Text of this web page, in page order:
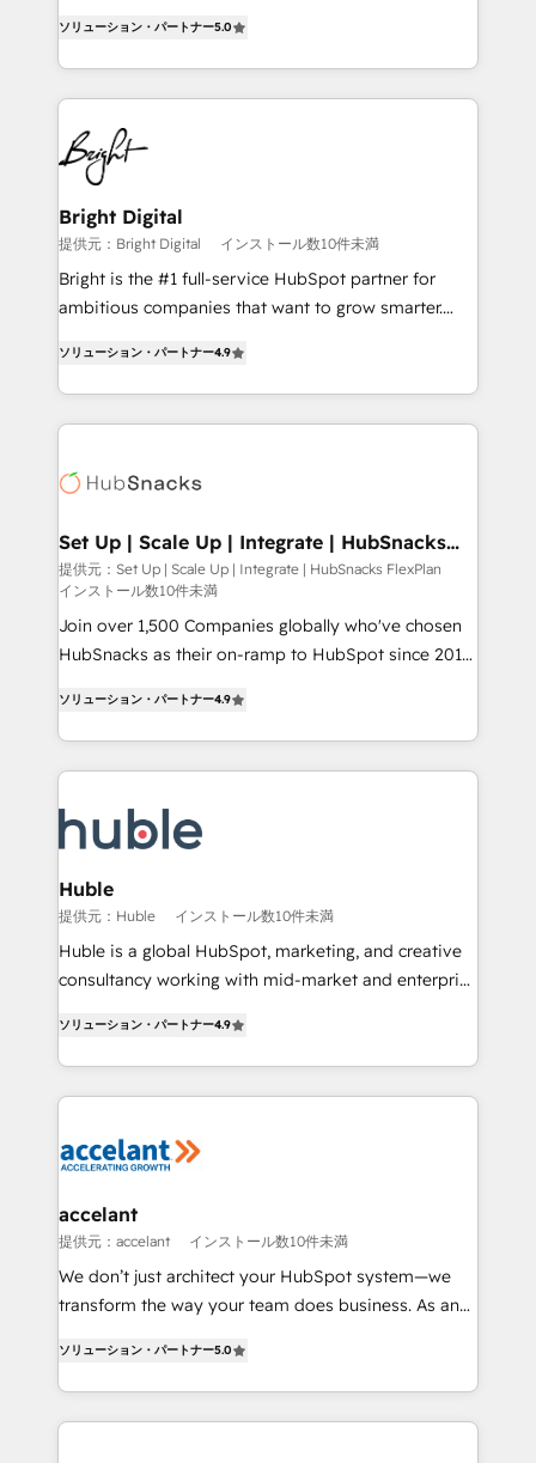
implementations for mid-market & enterprise
companies. We are woman-owned, powered by
coffee, and we ❤️ dogs. We produce award-winning
work for our clients. 🏆2023 Technical Expertise
Impact Award 🏆2022 Technical Expertise Impact
Award 🏆2022 Platform Migration Excellence Impact
Award 🏆2020 Elite Solutions Partner 🏆2019
Integrations HubSpot Impact Award 🏆2019
Marketing Enablement HubSpot Impact Award 🏆
2018 Website Design HubSpot Impact Award 🏆2017
Growth-Driven Design Agency of the Year 🏆2016
Sales Enablement HubSpot Impact Award 🏆2015
HubSpot COS Performance Award 🏆2014 HubSpot
COS Design Award 🏆2013 HubSpot Marketplace
Partner 📆Founded in 1997
ソリューション・パートナー5.0
Bright Digital
提供元：Bright Digital インストール数10件未満
Bright is the #1 full-service HubSpot partner for
ambitious companies that want to grow smarter.
developing a new website to lead generation and
digital marketing; we do it all (and with great
results)! In short, our services include: - HubSpot
HubSpot development: websites, custom modules,
marketing, advertising, campaigns, content and
design We connect people, data and technology to
improve customer experiences. With our bright
people, exciting ideas and can-do mentality, we
ensure revenue growth on a daily basis. So tell us
team of 100+ experts is ready for you! Driving digital
growth | www.brightdigital.com
ソリューション・パートナー4.9
Set Up | Scale Up | Integrate | HubSnacks
FlexPlan
提供元：Set Up | Scale Up | Integrate | HubSnacks FlexPlan
インストール数10件未満
Join over 1,500 Companies globally who've chosen
HubSnacks as their on-ramp to HubSpot since 2014
1️⃣ Set Up | Onboarding New or Check-fixing existing
HubSpot portals 2️⃣ Scale Up | 100% HubSpot Task
Execution... Global 24/7 ... All Experts 3️⃣ Integrate |
Slash months from your API Integration project... ⬅️
Click "Contact Business" ⬅️ to access 150+ Kickstart
Integration templates that put HubSpot in the center
of your tech stack, syncing... 🛍️ Shopify or
WooCommerce 💲 Stripe or Paypal 💰 Sage or
Netsuite 🤖 Google or Microsoft ✍️ DocuSign or
the rare Advanced "Custom Integrations"
Accreditation, securely sync data across... 🔄 any
new HubSpot portal with Advanced Website and
CRM Migrations using our in-house "HubScrub" Tool.
ソリューション・パートナー4.9
Huble
提供元：Huble インストール数10件未満
Huble is a global HubSpot, marketing, and creative
consultancy working with mid-market and enterprise
the strategy, processes, and teams that turn
HubSpot into a genuine growth engine. Named
HubSpot's Global Partner of the Year in 2024,
worldwide, and with over 15 years in the ecosystem,
One company, one operating model, delivering
across offices and consulting teams in the UK, USA,
Canada, Germany, France, Belgium, Singapore, and
South Africa. Certified compliant with ISO/IEC
international offices and 175+ employees.
ソリューション・パートナー4.9
accelant
提供元：accelant インストール数10件未満
We don’t just architect your HubSpot system—we
transform the way your team does business. As an
creating tailored, end-to-end CRM solutions that
accelerate growth, improve operational efficiency,
and ensure faster time to value on HubSpot. What
ソリューション・パートナー5.0